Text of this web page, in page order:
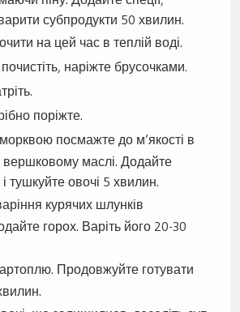
субпродукти 50 хвилин.
на цей час в теплій воді.
наріжте брусочками.
поріжте.
посмажте до м’якості в
маслі. Додайте
тушкуйте овочі 5 хвилин.
курячих шлунків
горох. Варіть його 20-30
Продовжуйте готувати